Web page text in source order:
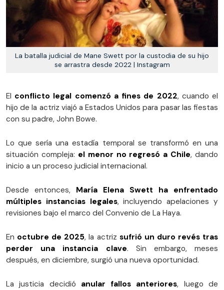
La batalla judicial de Mane Swett por la custodia de su hijo
se arrastra desde 2022 | Instagram
El conflicto legal comenzó a fines de 2022, cuando el
hijo de la actriz viajó a Estados Unidos para pasar las fiestas
con su padre, John Bowe.
Lo que sería una estadía temporal se transformó en una
situación compleja: el menor no regresó a Chile, dando
inicio a un proceso judicial internacional.
Desde entonces, María Elena Swett ha enfrentado
múltiples instancias legales, incluyendo apelaciones y
revisiones bajo el marco del Convenio de La Haya.
En octubre de 2025, la actriz sufrió un duro revés tras
perder una instancia clave. Sin embargo, meses
después, en diciembre, surgió una nueva oportunidad.
La justicia decidió anular fallos anteriores, luego de